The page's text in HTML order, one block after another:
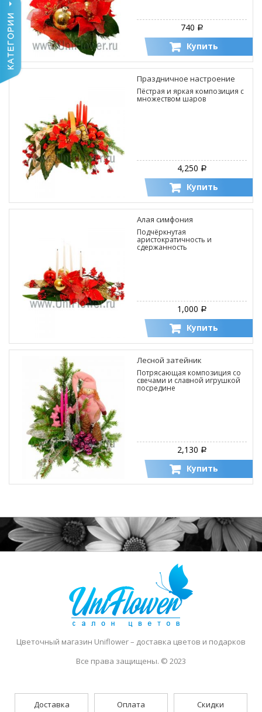
740 Р
Купить
Праздничное настроение
Пёстрая и яркая композиция с
множеством шаров
4,250 Р
Купить
Алая симфония
Подчёркнутая
аристократичность и
сдержанность
1,000 Р
Купить
Лесной затейник
Потрясающая композиция со
свечами и славной игрушкой
посредине
2,130 Р
Купить
Цветочный магазин Uniflower– доставка цветов и подарков
Все права защищены. © 2023
Доставка Оплата Скидки